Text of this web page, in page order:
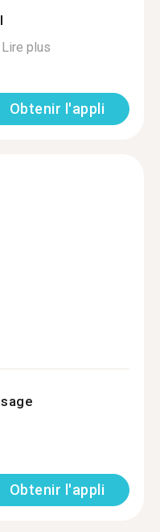
Lire plus
Obtenir l'appli
Obtenir l'appli